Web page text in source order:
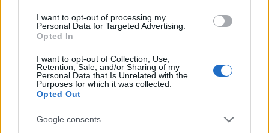
I want to opt-out of processing my
Personal Data for Targeted Advertising.
Opted In
I want to opt-out of Collection, Use,
Retention, Sale, and/or Sharing of my
Personal Data that Is Unrelated with the
Purposes for which it was collected.
Opted Out
Google consents